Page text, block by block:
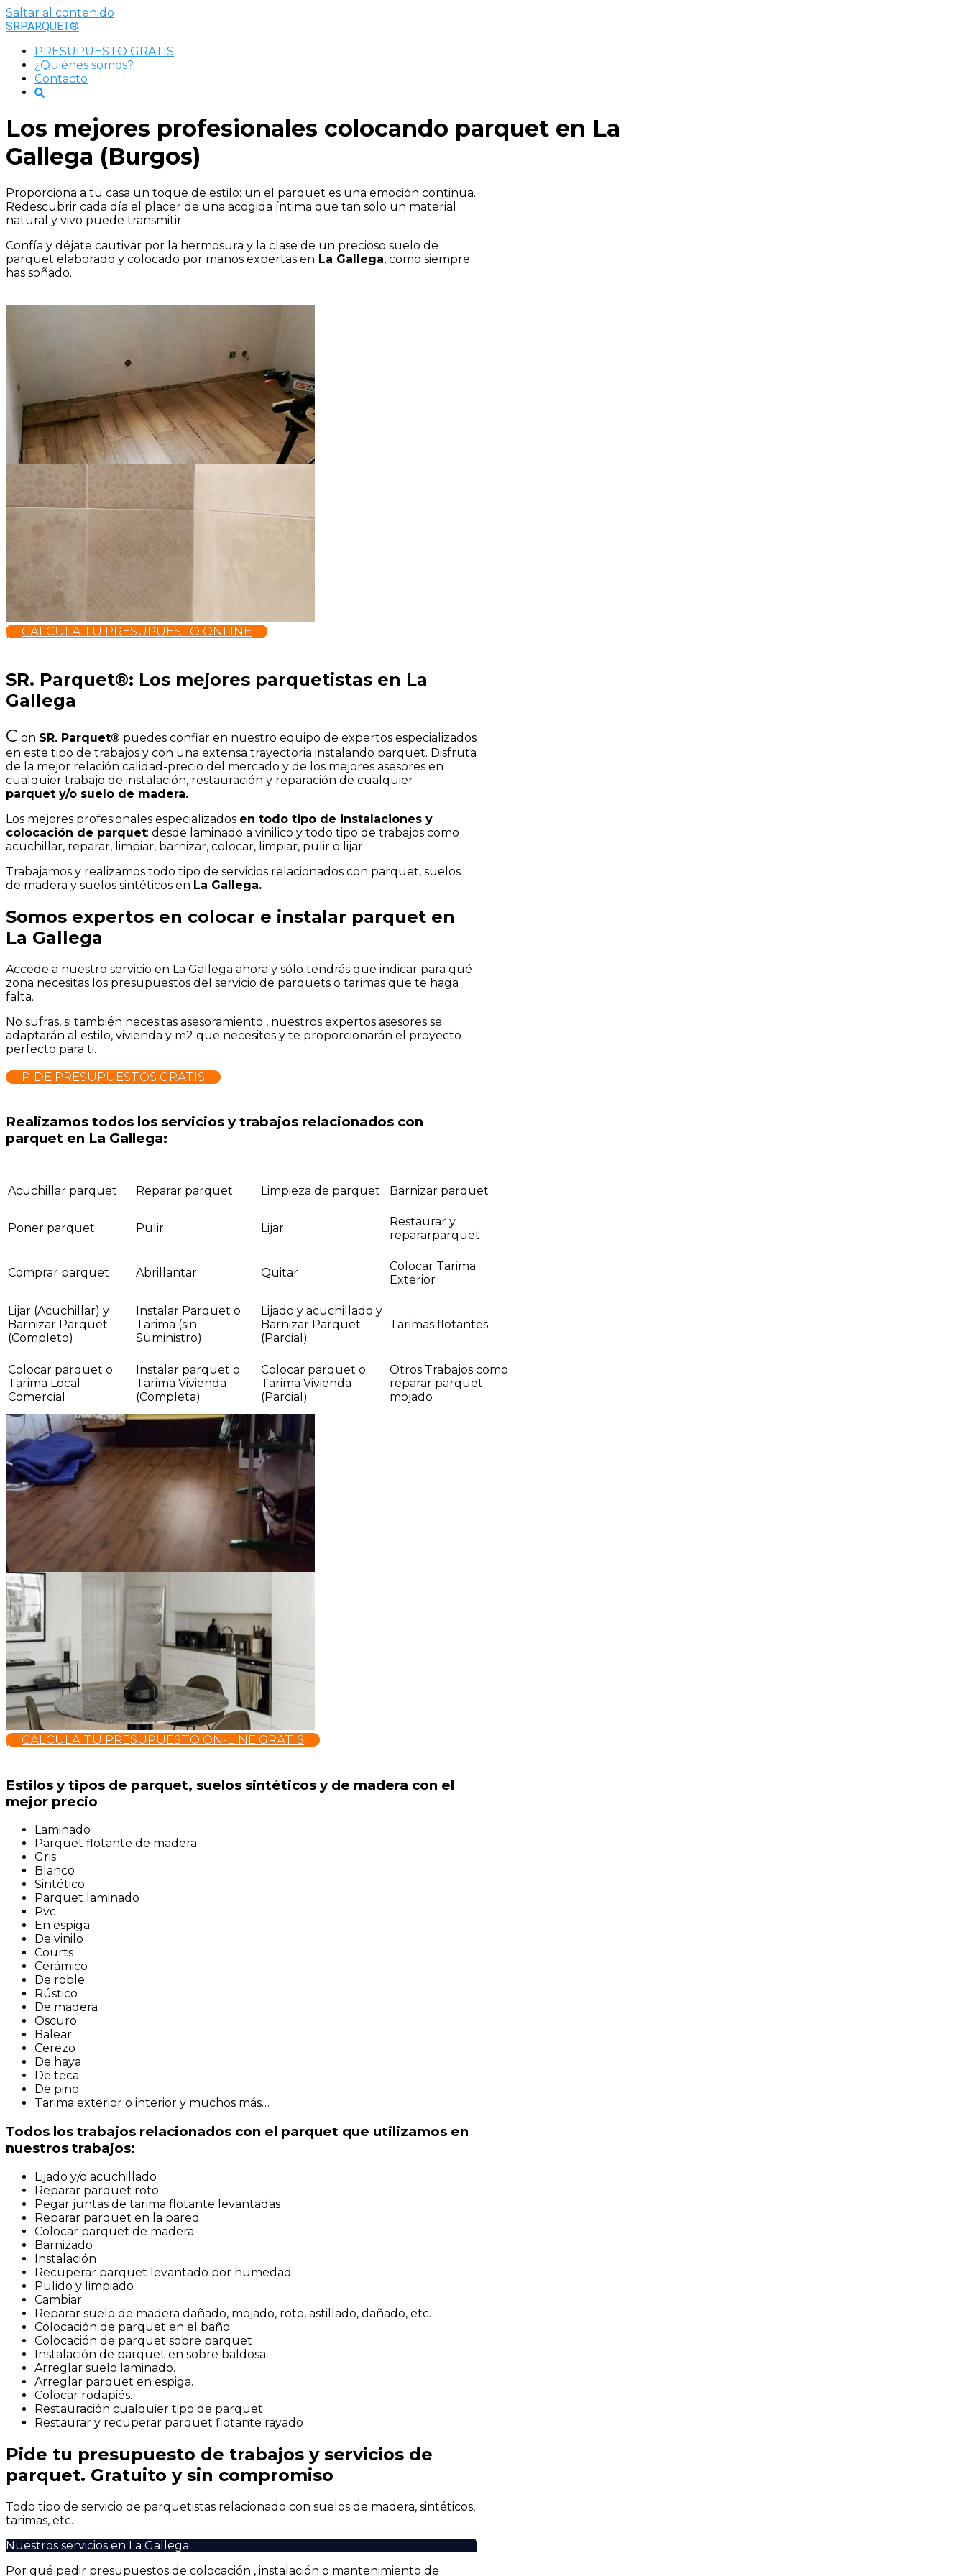
Saltar al contenido
SRPARQUET®
PRESUPUESTO GRATIS
¿Quiénes somos?
Contacto
Los mejores profesionales colocando parquet en La
Gallega (Burgos)
Proporciona a tu casa un toque de estilo: un el parquet es una emoción continua.
Redescubrir cada día el placer de una acogida íntima que tan solo un material
natural y vivo puede transmitir.
Confía y déjate cautivar por la hermosura y la clase de un precioso suelo de
parquet elaborado y colocado por manos expertas en La Gallega, como siempre
has soñado.
parquet marrón oscuro
parquet madera
CALCULA TU PRESUPUESTO ONLINE
SR. Parquet®: Los mejores parquetistas en La
Gallega
C on SR. Parquet® puedes confiar en nuestro equipo de expertos especializados
en este tipo de trabajos y con una extensa trayectoria instalando parquet. Disfruta
de la mejor relación calidad-precio del mercado y de los mejores asesores en
cualquier trabajo de instalación, restauración y reparación de cualquier
parquet y/o suelo de madera.
Los mejores profesionales especializados en todo tipo de instalaciones y
colocación de parquet: desde laminado a vinilico y todo tipo de trabajos como
acuchillar, reparar, limpiar, barnizar, colocar, limpiar, pulir o lijar.
Trabajamos y realizamos todo tipo de servicios relacionados con parquet, suelos
de madera y suelos sintéticos en La Gallega.
Somos expertos en colocar e instalar parquet en
La Gallega
Accede a nuestro servicio en La Gallega ahora y sólo tendrás que indicar para qué
zona necesitas los presupuestos del servicio de parquets o tarimas que te haga
falta.
No sufras, si también necesitas asesoramiento , nuestros expertos asesores se
adaptarán al estilo, vivienda y m2 que necesites y te proporcionarán el proyecto
perfecto para ti.
PIDE PRESUPUESTOS GRATIS
Realizamos todos los servicios y trabajos relacionados con
parquet en La Gallega:
Acuchillar parquet Reparar parquet Limpieza de parquet Barnizar parquet
Poner parquet Pulir Lijar
Restaurar y
repararparquet
Comprar parquet Abrillantar Quitar
Colocar Tarima
Exterior
Lijar (Acuchillar) y
Barnizar Parquet
(Completo)
Instalar Parquet o
Tarima (sin
Suministro)
Lijado y acuchillado y
Barnizar Parquet
(Parcial)
Tarimas flotantes
Colocar parquet o
Tarima Local
Comercial
Instalar parquet o
Tarima Vivienda
(Completa)
Colocar parquet o
Tarima Vivienda
(Parcial)
Otros Trabajos como
reparar parquet
mojado
como limpiar el parquet
productos para limpiar parquet mercadona
CALCULA TU PRESUPUESTO ON-LINE GRATIS
Estilos y tipos de parquet, suelos sintéticos y de madera con el
mejor precio
Laminado
Parquet flotante de madera
Gris
Blanco
Sintético
Parquet laminado
Pvc
En espiga
De vinilo
Courts
Cerámico
De roble
Rústico
De madera
Oscuro
Balear
Cerezo
De haya
De teca
De pino
Tarima exterior o interior y muchos más…
Todos los trabajos relacionados con el parquet que utilizamos en
nuestros trabajos:
Lijado y/o acuchillado
Reparar parquet roto
Pegar juntas de tarima flotante levantadas
Reparar parquet en la pared
Colocar parquet de madera
Barnizado
Instalación
Recuperar parquet levantado por humedad
Pulido y limpiado
Cambiar
Reparar suelo de madera dañado, mojado, roto, astillado, dañado, etc…
Colocación de parquet en el baño
Colocación de parquet sobre parquet
Instalación de parquet en sobre baldosa
Arreglar suelo laminado.
Arreglar parquet en espiga.
Colocar rodapiés.
Restauración cualquier tipo de parquet
Restaurar y recuperar parquet flotante rayado
Pide tu presupuesto de trabajos y servicios de
parquet. Gratuito y sin compromiso
Todo tipo de servicio de parquetistas relacionado con suelos de madera, sintéticos,
tarimas, etc…
Nuestros servicios en La Gallega
Por qué pedir presupuestos de colocación , instalación o mantenimiento de